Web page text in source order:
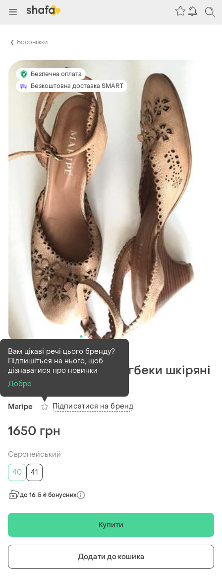
Босоніжки
Безпечна оплата
Безкоштовна доставка SMART
В наявності1 шт
Туфлі босоніжки слігбеки шкіряні
італія
Maripe
Вам цікаві речі цього бренду?
Підпишіться на нього, щоб
дізнаватися про новинки
Добре
Підписатися на бренд
1650 грн
Європейський
40
41
до 16.5 ₴ бонусних
Купити
Додати до кошика